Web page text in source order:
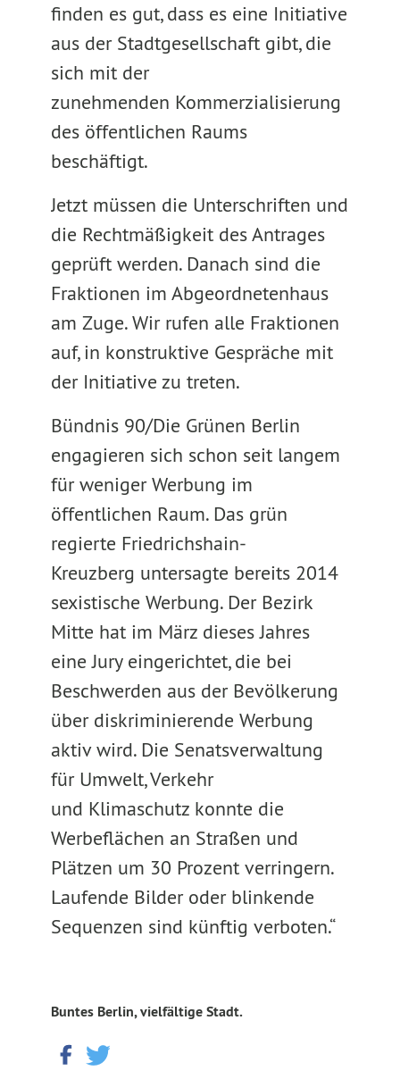
finden es gut, dass es eine Initiative
aus der Stadtgesellschaft gibt, die
sich mit der
zunehmenden Kommerzialisierung
des öffentlichen Raums
beschäftigt.
Jetzt müssen die Unterschriften und
die Rechtmäßigkeit des Antrages
geprüft werden. Danach sind die
Fraktionen im Abgeordnetenhaus
am Zuge. Wir rufen alle Fraktionen
auf, in konstruktive Gespräche mit
der Initiative zu treten.
Bündnis 90/Die Grünen Berlin
engagieren sich schon seit langem
für weniger Werbung im
öffentlichen Raum. Das grün
regierte Friedrichshain-
Kreuzberg untersagte bereits 2014
sexistische Werbung. Der Bezirk
Mitte hat im März dieses Jahres
eine Jury eingerichtet, die bei
Beschwerden aus der Bevölkerung
über diskriminierende Werbung
aktiv wird. Die Senatsverwaltung
für Umwelt, Verkehr
und Klimaschutz konnte die
Werbeflächen an Straßen und
Plätzen um 30 Prozent verringern.
Laufende Bilder oder blinkende
Sequenzen sind künftig verboten.“
Buntes Berlin, vielfältige Stadt.